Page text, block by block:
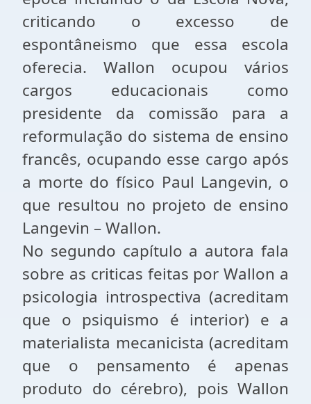
criticando o excesso de
espontâneismo que essa escola
oferecia. Wallon ocupou vários
cargos educacionais como
presidente da comissão para a
reformulação do sistema de ensino
francês, ocupando esse cargo após
a morte do físico Paul Langevin, o
que resultou no projeto de ensino
Langevin – Wallon.
No segundo capítulo a autora fala
sobre as criticas feitas por Wallon a
psicologia introspectiva (acreditam
que o psiquismo é interior) e a
materialista mecanicista (acreditam
que o pensamento é apenas
produto do cérebro), pois Wallon